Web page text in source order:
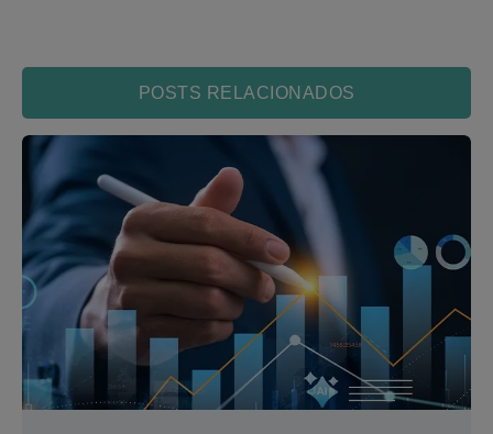
POSTS RELACIONADOS